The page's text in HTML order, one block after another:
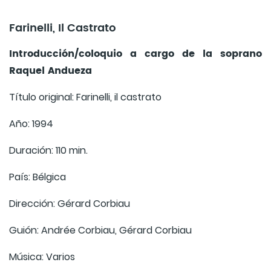
Farinelli, Il Castrato
Introducción/coloquio a cargo de la soprano
Raquel Andueza
Título original: Farinelli, il castrato
Año: 1994
Duración: 110 min.
País: Bélgica
Dirección: Gérard Corbiau
Guión: Andrée Corbiau, Gérard Corbiau
Música: Varios